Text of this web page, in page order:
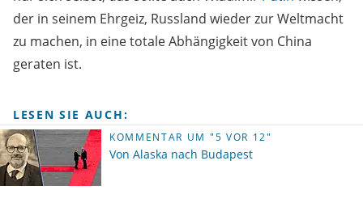
der in seinem Ehrgeiz, Russland wieder zur Weltmacht
zu machen, in eine totale Abhängigkeit von China
geraten ist.
LESEN SIE AUCH:
KOMMENTAR UM "5 VOR 12"
Von Alaska nach Budapest